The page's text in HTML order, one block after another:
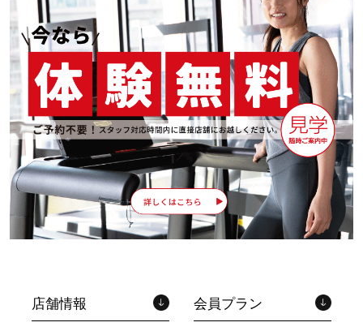
店舗情報 会員プラン